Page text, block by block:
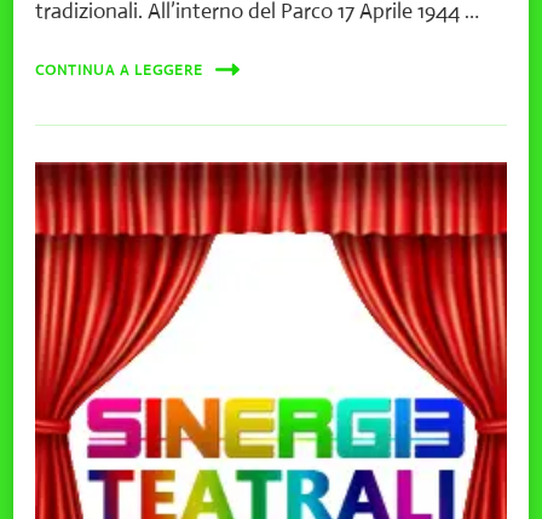
tradizionali. All’interno del Parco 17 Aprile 1944 …
CONTINUA A LEGGERE